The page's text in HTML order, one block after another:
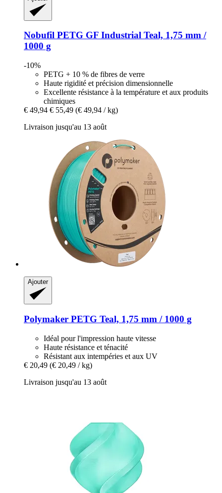
Nobufil PETG GF Industrial Teal, 1,75 mm /
1000 g
-10%
PETG + 10 % de fibres de verre
Haute rigidité et précision dimensionnelle
Excellente résistance à la température et aux produits
chimiques
€ 49,94 € 55,49 (€ 49,94 / kg)
Livraison jusqu'au 13 août
Ajouter
Polymaker PETG Teal, 1,75 mm / 1000 g
Idéal pour l'impression haute vitesse
Haute résistance et ténacité
Résistant aux intempéries et aux UV
€ 20,49 (€ 20,49 / kg)
Livraison jusqu'au 13 août